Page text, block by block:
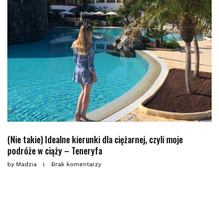
(Nie takie) Idealne kierunki dla ciężarnej, czyli moje
podróże w ciąży – Teneryfa
by Madzia Brak komentarzy